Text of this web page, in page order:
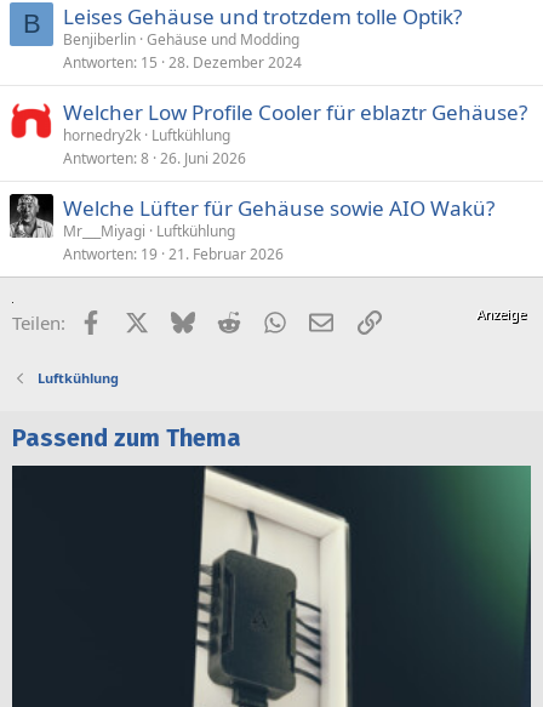
B Leises Gehäuse und trotzdem tolle Optik?
Benjiberlin Gehäuse und Modding
Antworten 15 28. Dezember 2024
Welcher Low Profile Cooler für eblaztr Gehäuse?
hornedry2k Luftkühlung
Antworten 8 26. Juni 2026
Welche Lüfter für Gehäuse sowie AIO Wakü?
Mr___Miyagi
Luftkühlung
Antworten 19 21. Februar 2026
Teilen: FacebookX (Twitter)
BlueskyRedditWhatsApp
E-MailLink
Luftkühlung
Passend zum Thema